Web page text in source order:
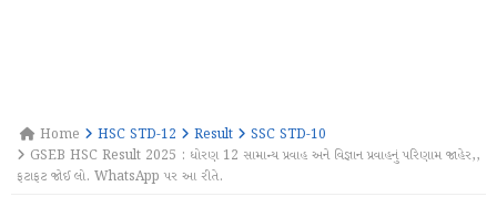
Home HSC STD-12 Result
SSC STD-10
GSEB HSC Result 2025 : ધોરણ 12 સામાન્ય પ્રવાહ અને વિજ્ઞાન પ્રવાહનું પરિણામ જાહેર,,
ફટાફટ જોઈ લો. WhatsApp પર આ રીતે.